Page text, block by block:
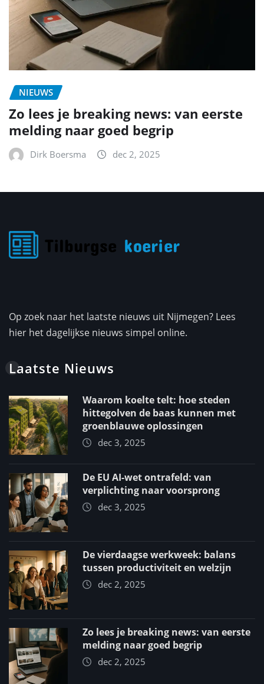
NIEUWS
Zo lees je breaking news: van eerste
melding naar goed begrip
Dirk Boersma dec 2, 2025
Op zoek naar het laatste nieuws uit Nijmegen? Lees
hier het dagelijkse nieuws simpel online.
Laatste Nieuws
Waarom koelte telt: hoe steden
hittegolven de baas kunnen met
groenblauwe oplossingen
dec 3, 2025
De EU AI-wet ontrafeld: van
verplichting naar voorsprong
dec 3, 2025
De vierdaagse werkweek: balans
tussen productiviteit en welzijn
dec 2, 2025
Zo lees je breaking news: van eerste
melding naar goed begrip
dec 2, 2025